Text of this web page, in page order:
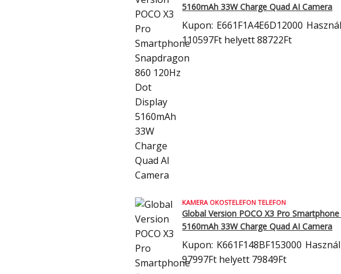
5160mAh 33W Charge Quad AI Camera
Kupon: E661F1A4E6D12000
110597Ft helyett 88722Ft
KAMERA OKOSTELEFON TELEFON
Global Version POCO X3 Pro
5160mAh 33W Charge Quad AI Camera
Kupon: K661F148BF153000
97997Ft helyett 79849Ft